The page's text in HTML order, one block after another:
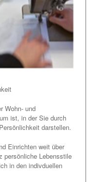
Wohn- und
ist, in der Sie durch
darstellen.
Einrichten weit über
persönliche Lebensstile
in den indivduellen